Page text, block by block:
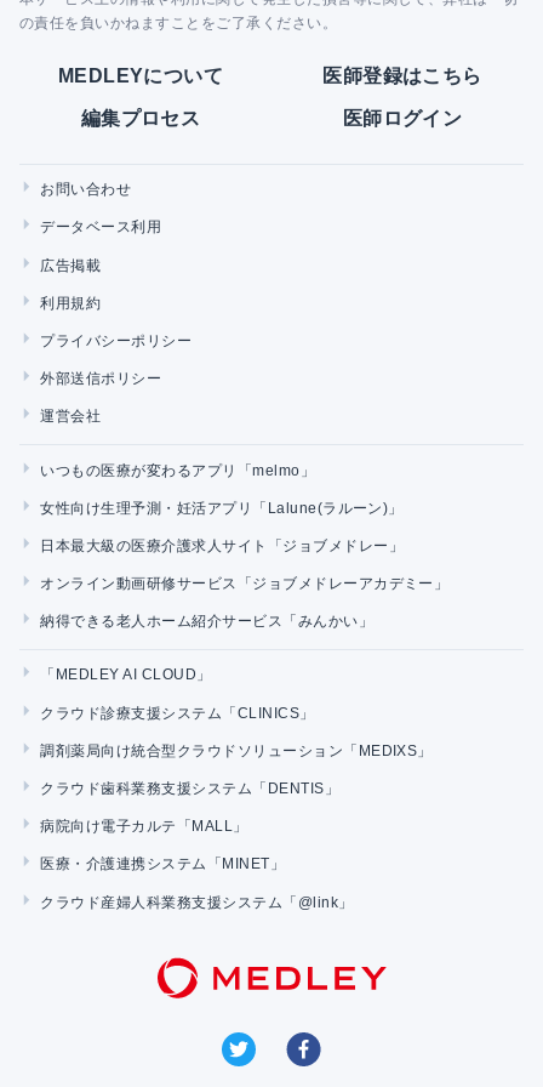
の責任を負いかねますことをご了承ください。
MEDLEYについて 医師登録はこちら
編集プロセス 医師ログイン
お問い合わせ
データベース利用
広告掲載
利用規約
プライバシーポリシー
外部送信ポリシー
運営会社
いつもの医療が変わるアプリ「melmo」
女性向け生理予測・妊活アプリ「Lalune(ラルーン)」
日本最大級の医療介護求人サイト「ジョブメドレー」
オンライン動画研修サービス「ジョブメドレーアカデミー」
納得できる老人ホーム紹介サービス「みんかい」
「MEDLEY AI CLOUD」
クラウド診療支援システム「CLINICS」
調剤薬局向け統合型クラウドソリューション「MEDIXS」
クラウド歯科業務支援システム「DENTIS」
病院向け電子カルテ「MALL」
医療・介護連携システム「MINET」
クラウド産婦人科業務支援システム「@link」